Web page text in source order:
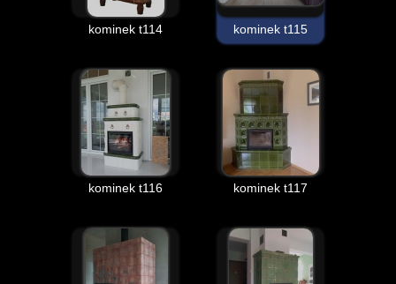
kominek t114 kominek t115
kominek t116 kominek t117